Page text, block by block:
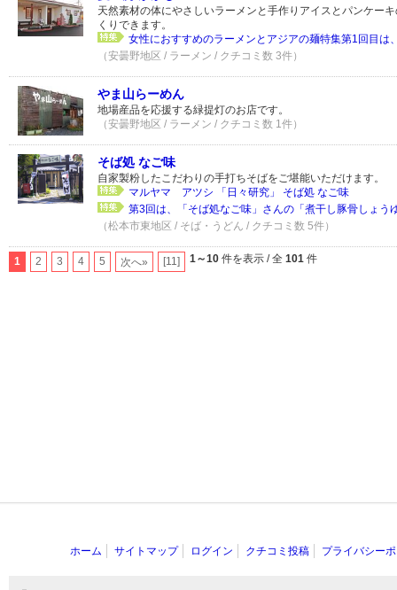
天然素材の体にやさしいラーメンと手作りアイスとパンケー
くりできます。
女性におすすめのラーメンとアジアの麺特集第1回目は
（安曇野地区 / ラーメン / クチコミ数 3件）
やま山らーめん
地場産品を応援する緑提灯のお店です。
（安曇野地区 / ラーメン / クチコミ数 1件）
そば処 なご味
自家製粉したこだわりの手打ちそばをご堪能いただけます。
マルヤマ アツシ 「日々研究」 そば処 なご味
第3回は、「そば処なご味」さんの「煮干し豚骨しょう
（松本市東地区 / そば・うどん / クチコミ数 5件）
1 2 3 4 5 次へ» [11] 1～10 件を表示 / 全 101 件
ホーム サイトマップ ログイン クチコミ投稿 プライバシー